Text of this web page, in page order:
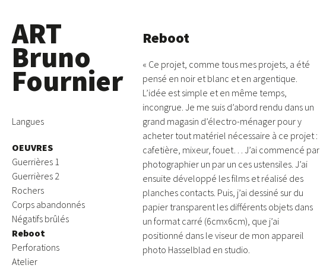
ART
Bruno
Fournier
Skip
content
Langues
OEUVRES
Guerrières 1
Guerrières 2
Rochers
Corps abandonnés
Négatifs brûlés
Reboot
Perforations
Atelier
Reboot
« Ce projet, comme tous mes projets, a été
pensé en noir et blanc et en argentique.
L’idée est simple et en même temps,
incongrue. Je me suis d’abord rendu dans un
grand magasin d’électro-ménager pour y
acheter tout matériel nécessaire à ce projet :
cafetière, mixeur, fouet… J’ai commencé par
photographier un par un ces ustensiles. J’ai
ensuite développé les films et réalisé des
planches contacts. Puis, j’ai dessiné sur du
papier transparent les différents objets dans
un format carré (6cmx6cm), que j’ai
positionné dans le viseur de mon appareil
photo Hasselblad en studio.